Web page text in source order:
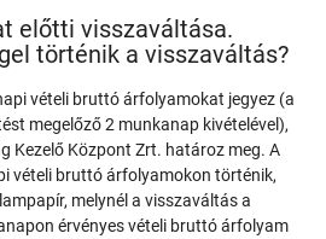
előtti visszaváltása.
történik a visszaváltás?
vételi bruttó árfolyamokat jegyez (a
megelőző 2 munkanap kivételével),
Kezelő Központ Zrt. határoz meg. A
vételi bruttó árfolyamokon történik,
melynél a visszaváltás a
érvényes vételi bruttó árfolyam